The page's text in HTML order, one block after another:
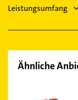
Leistungsumfang
Ähnliche